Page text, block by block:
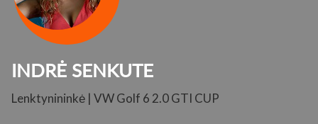
INDRĖ SENKUTE
Lenktynininkė | VW Golf 6 2.0 GTI CUP